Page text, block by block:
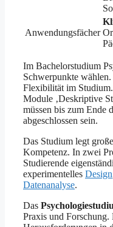
Anwendungsfächer
Im Bachelorstudium
Schwerpunkte
Flexibilität im
Module ‚Deskriptive
müssen bis zum Ende
abgeschlossen sein.
Das Studium legt
Kompetenz. In zwei
Studierende
experimentelles Design
Datenanalyse.
Das
Praxis und Forschung.